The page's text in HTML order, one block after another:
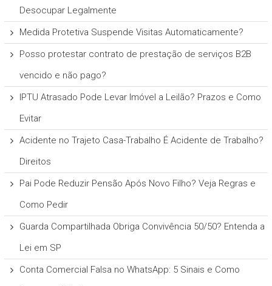
Desocupar Legalmente
Medida Protetiva Suspende Visitas Automaticamente?
Posso protestar contrato de prestação de serviços B2B
vencido e não pago?
IPTU Atrasado Pode Levar Imóvel a Leilão? Prazos e Como
Evitar
Acidente no Trajeto Casa-Trabalho É Acidente de Trabalho?
Direitos
Pai Pode Reduzir Pensão Após Novo Filho? Veja Regras e
Como Pedir
Guarda Compartilhada Obriga Convivência 50/50? Entenda a
Lei em SP
Conta Comercial Falsa no WhatsApp: 5 Sinais e Como